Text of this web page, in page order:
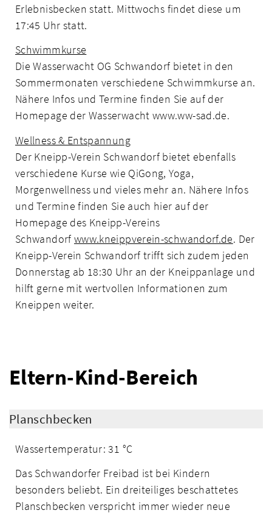
Erlebnisbecken statt. Mittwochs findet diese um
17:45 Uhr statt.
Schwimmkurse
Die Wasserwacht OG Schwandorf bietet in den
Sommermonaten verschiedene Schwimmkurse an.
Nähere Infos und Termine finden Sie auf der
Homepage der Wasserwacht www.ww-sad.de.
Wellness & Entspannung
Der Kneipp-Verein Schwandorf bietet ebenfalls
verschiedene Kurse wie QiGong, Yoga,
Morgenwellness und vieles mehr an. Nähere Infos
und Termine finden Sie auch hier auf der
Homepage des Kneipp-Vereins
Schwandorf www.kneippverein-schwandorf.de. Der
Kneipp-Verein Schwandorf trifft sich zudem jeden
Donnerstag ab 18:30 Uhr an der Kneippanlage und
hilft gerne mit wertvollen Informationen zum
Kneippen weiter.
Eltern-Kind-Bereich
Planschbecken
Wassertemperatur: 31 °C
Das Schwandorfer Freibad ist bei Kindern
besonders beliebt. Ein dreiteiliges beschattetes
Planschbecken verspricht immer wieder neue